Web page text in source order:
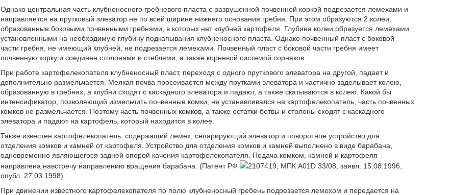
Однако центральная часть клубненосного гребневого пласта с разрушенной почвенной коркой подрезается лемехами и
направляется на прутковый элеватор не по всей ширине нижнего основания гребня. При этом образуются 2 колеи,
образованные боковыми почвенными гребнями, в которых нет клубней картофеля. Глубина колеи образуется лемехами
установленными на необходимую глубину подкапывания клубненосного пласта. Однако почвенный пласт с боковой
части гребня, не имеющий клубней, не подрезается лемехами. Почвенный пласт с боковой части гребня имеет
почвенную корку и соединен столонами и стеблями, а также корневой системой сорняков.
При работе картофелекопателя клубненосный пласт, переходя с одного пруткового элеватора на другой, падает и
дополнительно размельчается. Мелкая почва просеивается между прутками элеватора и частично заделывает колею,
образованную в гребнях, а клубни сходят с каскадного элеватора и падают, а также скатываются в колею. Какой бы
интенсификатор, позволяющий измельчить почвенные комки, не устанавливался на картофелекопатель, часть почвенных
комков не размельчается. Поэтому часть почвенных комков, а также остатки ботвы и столоны сходят с каскадного
элеватора и падают на картофель, который находится в колее.
Также известен картофелекопатель, содержащий лемех, сепарирующий элеватор и поворотное устройство для
отделения комков и камней от картофеля. Устройство для отделения комков и камней выполнено в виде барабана,
одновременно являющегося задней опорой качения картофелекопателя. Подача комком, камней и картофеля
направлена навстречу направлению вращения барабана. (Патент РФ
2107419, МПК A01D 33/08, заявл. 15.08.1996,
опубл. 27.03.1998).
При движении известного картофелекопателя по полю клубненосный гребень подрезается лемехом и передается на